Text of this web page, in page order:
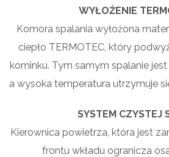
WYŁOŻENIE
Komora spalania wyłożona
ciepło TERMOTEC, który
kominku. Tym samym spalanie
a wysoka temperatura utrzymuje
SYSTEM CZYSTEJ
Kierownica powietrza, która jest
frontu wkładu ogranicza